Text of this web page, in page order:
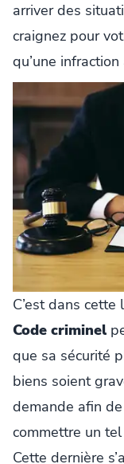
arriver des
craignez pour
qu’une
C’est dans
Code criminel
que sa sécurité
biens soient
demande afin
commettre un tel
Cette dernière